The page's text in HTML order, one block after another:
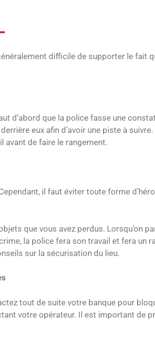
difficile de supporter le fait
d’abord que la police fasse une
eux afin d’avoir une piste à
avant de faire le rangement.
il faut éviter toute forme
que vous avez perdus. Lorsqu’on
la police fera son travail et fera un
sur la sécurisation du lieu.
tout de suite votre banque pour
votre opérateur. Il est important de